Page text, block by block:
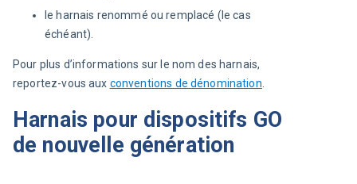
le harnais renommé ou remplacé (le cas
échéant).
Pour plus d’informations sur le nom des harnais,
reportez-vous aux conventions de dénomination.
Harnais pour dispositifs GO
de nouvelle génération